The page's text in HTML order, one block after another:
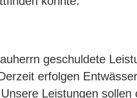
geschuldete
erfolgen
Leistungen sollen